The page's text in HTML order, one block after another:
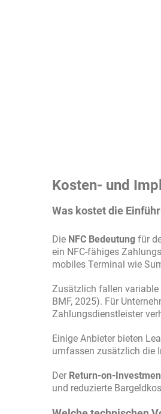
Kosten- und
Was kostet die
Die NFC Bedeutung für
ein NFC-fähiges
mobiles Terminal wie
Zusätzlich fallen variable
BMF, 2025). Für
Zahlungsdienstleister
Einige Anbieter bieten
umfassen zusätzlich die
Der Return-on-
und reduzierte